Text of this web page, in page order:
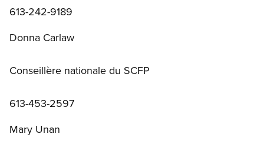
613-242-9189
Donna Carlaw
Conseillère nationale du SCFP
613-453-2597
Mary Unan